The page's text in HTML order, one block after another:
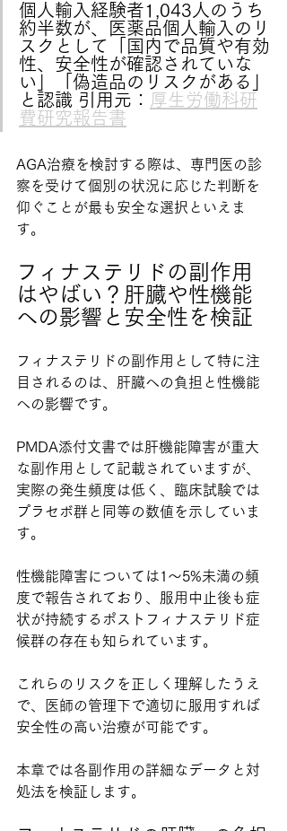
個人輸入経験者1,043人のうち
約半数が、医薬品個人輸入のリ
スクとして「国内で品質や有効
性、安全性が確認されていな
い」「偽造品のリスクがある」
と認識 引用元： 厚生労働科研
費研究報告書
AGA治療を検討する際は、専門医の診
察を受けて個別の状況に応じた判断を
仰ぐことが最も安全な選択といえま
す。
フィナステリドの副作用
はやばい？肝臓や性機能
への影響と安全性を検証
フィナステリドの副作用として特に注
目されるのは、肝臓への負担と性機能
への影響です。
PMDA添付文書では肝機能障害が重大
な副作用として記載されていますが、
実際の発生頻度は低く、臨床試験では
プラセボ群と同等の数値を示していま
す。
性機能障害については1〜5%未満の頻
度で報告されており、服用中止後も症
状が持続するポストフィナステリド症
候群の存在も知られています。
これらのリスクを正しく理解したうえ
で、医師の管理下で適切に服用すれば
安全性の高い治療が可能です。
本章では各副作用の詳細なデータと対
処法を検証します。